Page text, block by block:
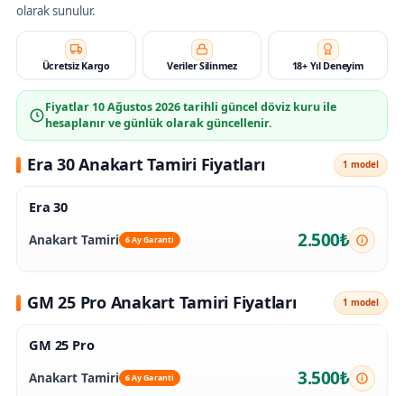
olarak sunulur.
Ücretsiz Kargo Veriler Silinmez 18+ Yıl Deneyim
Fiyatlar 10 Ağustos 2026tarihli güncel döviz kuru ile
hesaplanır ve günlük olarak güncellenir.
Era 30 Anakart Tamiri Fiyatları 1 model
Era 30
Anakart Tamiri 6 Ay Garanti 2.500₺
GM 25 Pro Anakart Tamiri Fiyatları 1 model
GM 25 Pro
Anakart Tamiri 6 Ay Garanti 3.500₺